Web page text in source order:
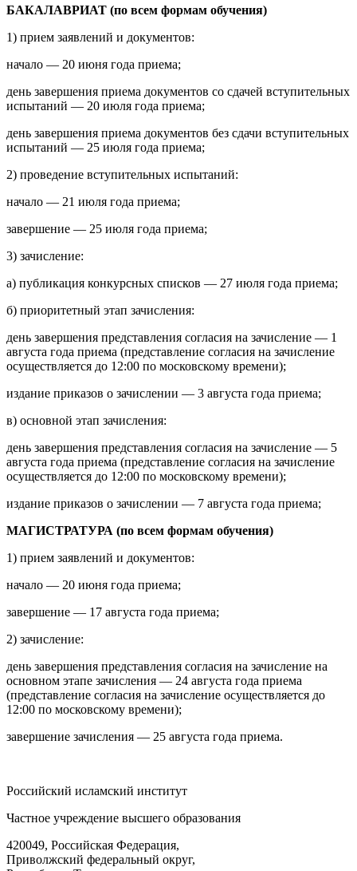
БАКАЛАВРИАТ (по всем формам обучения)
1) прием заявлений и документов:
начало — 20 июня года приема;
день завершения приема документов со сдачей вступительных
испытаний — 20 июля года приема;
день завершения приема документов без сдачи вступительных
испытаний — 25 июля года приема;
2) проведение вступительных испытаний:
начало — 21 июля года приема;
завершение — 25 июля года приема;
3) зачисление:
а) публикация конкурсных списков — 27 июля года приема;
б) приоритетный этап зачисления:
день завершения представления согласия на зачисление — 1
августа года приема (представление согласия на зачисление
осуществляется до 12:00 по московскому времени);
издание приказов о зачислении — 3 августа года приема;
в) основной этап зачисления:
день завершения представления согласия на зачисление — 5
августа года приема (представление согласия на зачисление
осуществляется до 12:00 по московскому времени);
издание приказов о зачислении — 7 августа года приема;
МАГИСТРАТУРА (по всем формам обучения)
1) прием заявлений и документов:
начало — 20 июня года приема;
завершение — 17 августа года приема;
2) зачисление:
день завершения представления согласия на зачисление на
основном этапе зачисления — 24 августа года приема
(представление согласия на зачисление осуществляется до
12:00 по московскому времени);
завершение зачисления — 25 августа года приема.
Российский исламский институт
Частное учреждение высшего образования
420049, Российская Федерация,
Приволжский федеральный округ,